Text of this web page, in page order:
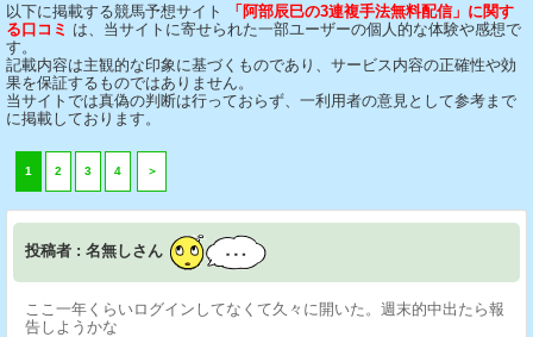
以下に掲載する競馬予想サイト
「阿部辰巳の3連複手法無料配信」に関す
る口コミ は、当サイトに寄せられた一部ユーザーの個人的な体験や感想で
す。
記載内容は主観的な印象に基づくものであり、サービス内容の正確性や効
果を保証するものではありません。
当サイトでは真偽の判断は行っておらず、一利用者の意見として参考まで
に掲載しております。
1 2 3 4 ＞
投稿者 : 名無しさん
ここ一年くらいログインしてなくて久々に開いた。週末的中出たら報
告しようかな